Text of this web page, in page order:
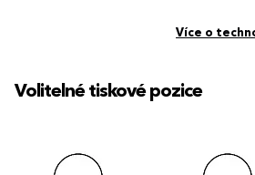
Více o
Volitelné tiskové pozice